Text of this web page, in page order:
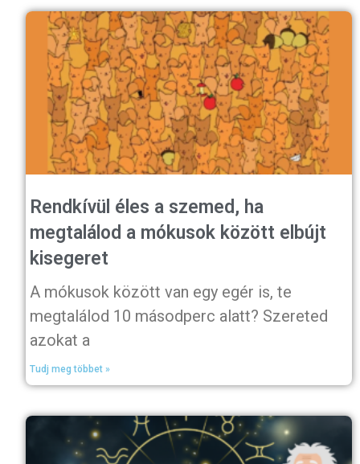
Rendkívül éles a szemed, ha
megtalálod a mókusok között elbújt
kisegeret
A mókusok között van egy egér is, te
megtalálod 10 másodperc alatt? Szereted
azokat a
Tudj meg többet »